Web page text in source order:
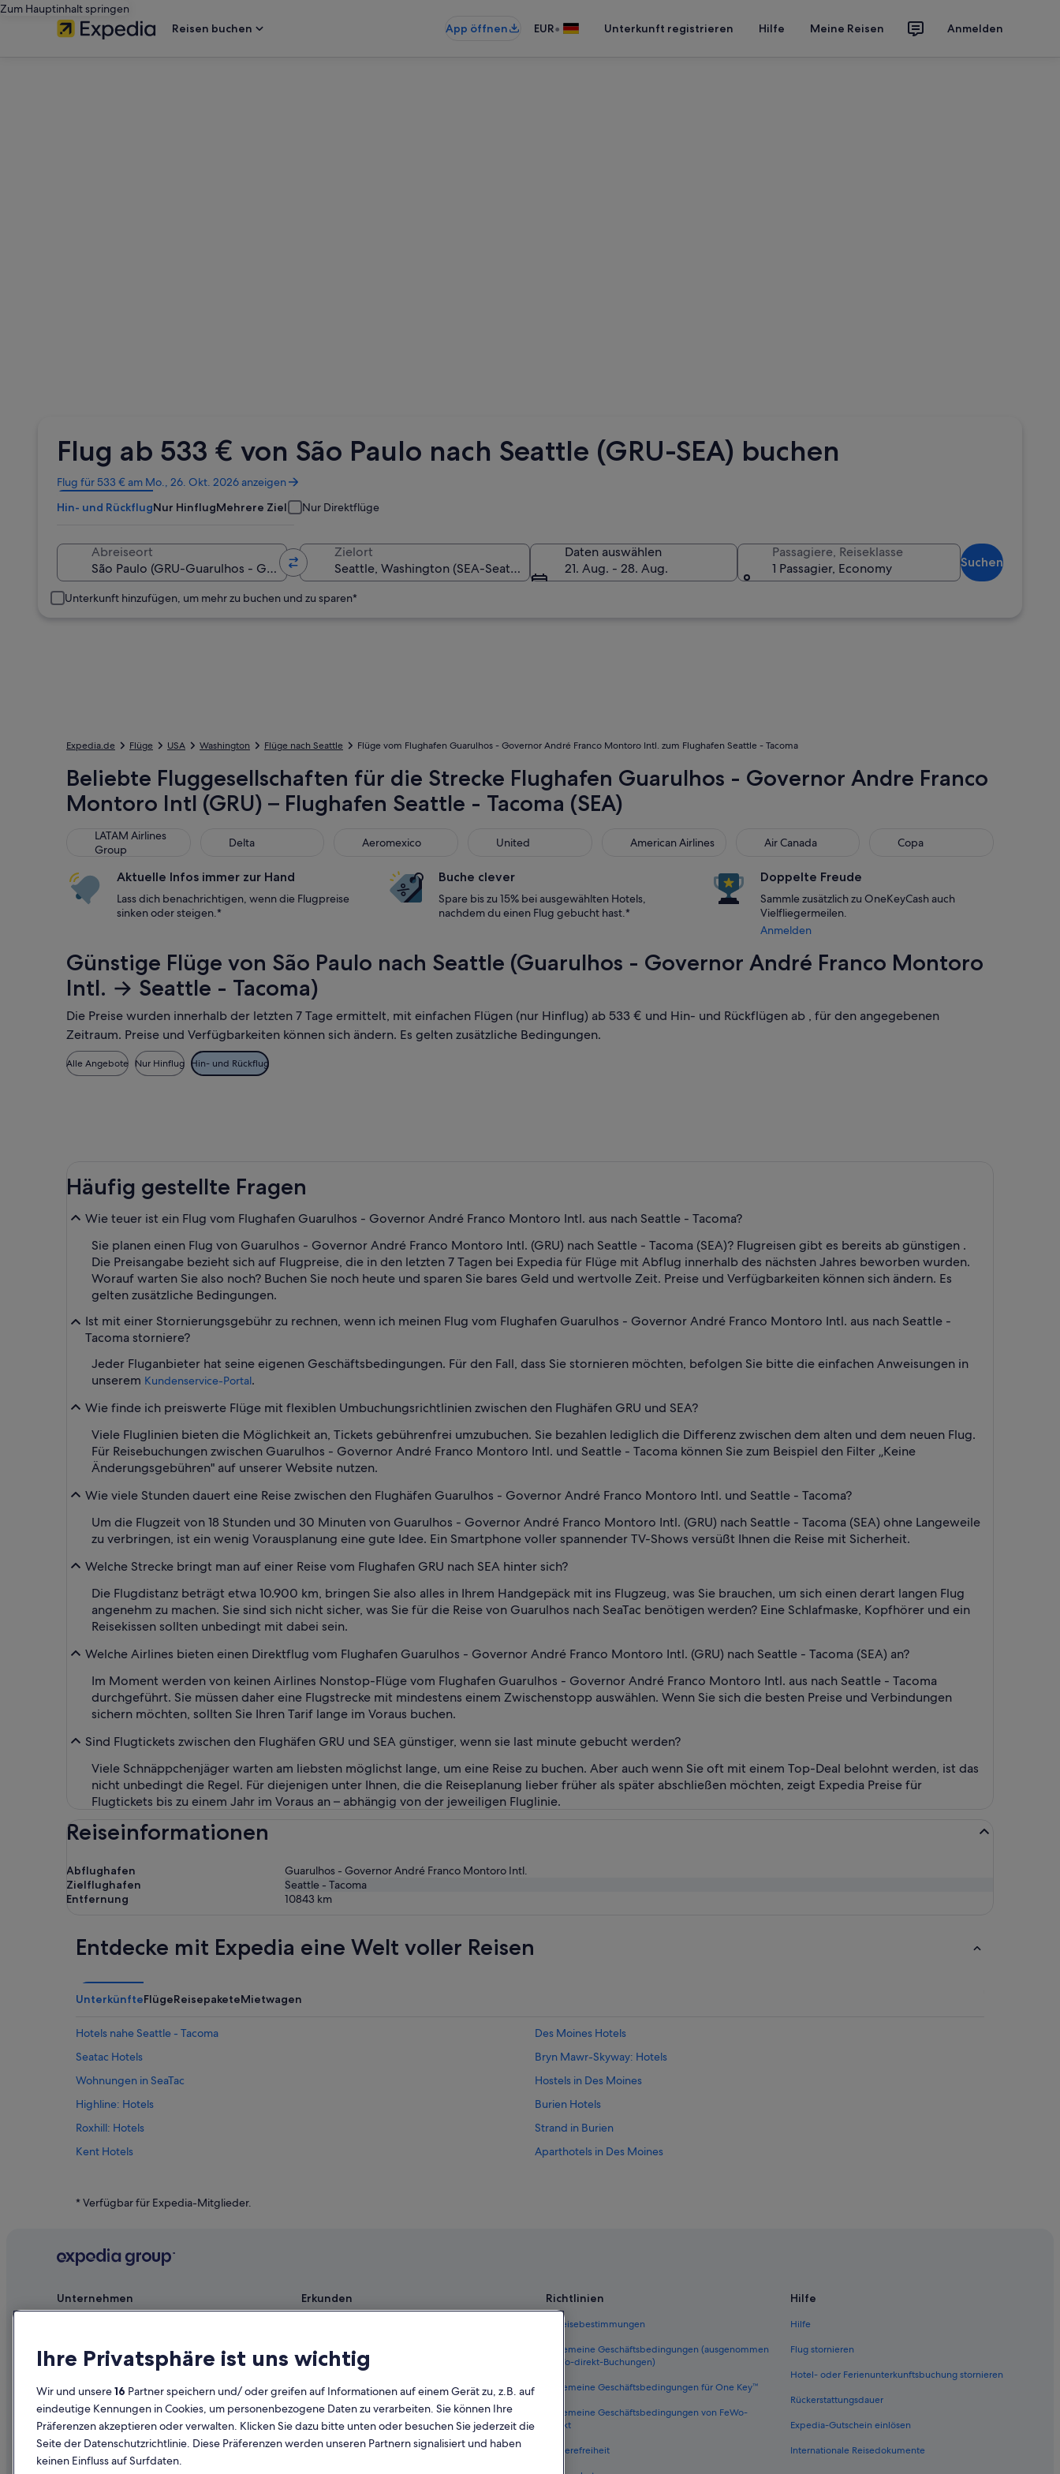
Zum Hauptinhalt springen
Reisen buchen
App öffnen EUR• Unterkunft registrieren Hilfe Meine Reisen Anmelden
Flug ab 533 € von São Paulo nach Seattle (GRU-SEA) buchen
Flug für 533 € am Mo., 26. Okt. 2026 anzeigen
Wird
in
einem
geöffnet
Hin- und RückflugNur HinflugMehrere Ziele Nur Direktflüge
Abreiseort Zielort
Daten auswählen
21. Aug. - 28. Aug.
Passagiere, Reiseklasse
1 Passagier, Economy
Suchen
Unterkunft hinzufügen, um mehr zu buchen und zu sparen*
Expedia.de Flüge USA Washington Flüge nach Seattle Flüge vom Flughafen Guarulhos - Governor André Franco Montoro Intl. zum Flughafen Seattle - Tacoma
Beliebte Fluggesellschaften für die Strecke Flughafen Guarulhos - Governor Andre Franco
Montoro Intl (GRU) – Flughafen Seattle - Tacoma (SEA)
LATAM Airlines
Group
LATAM Airlines Group Delta Aeromexico
Aeromexico United
United American Airlines
American Airlines Air Canada
Air Canada Copa
Copa
Aktuelle Infos immer zur Hand
Lass dich benachrichtigen, wenn die Flugpreise
sinken oder steigen.*
Buche clever
Spare bis zu 15% bei ausgewählten Hotels,
nachdem du einen Flug gebucht hast.*
Doppelte Freude
Sammle zusätzlich zu OneKeyCash auch
Vielfliegermeilen.
Anmelden
Günstige Flüge von São Paulo nach Seattle (Guarulhos - Governor André Franco Montoro
Intl. → Seattle - Tacoma)
Die Preise wurden innerhalb der letzten 7 Tage ermittelt, mit einfachen Flügen (nur Hinflug) ab 533 € und Hin- und Rückflügen ab , für den angegebenen
Zeitraum. Preise und Verfügbarkeiten können sich ändern. Es gelten zusätzliche Bedingungen.
Alle Angebote Nur Hinflug Hin- und Rückflug
Häufig gestellte Fragen
Wie teuer ist ein Flug vom Flughafen Guarulhos - Governor André Franco Montoro Intl. aus nach Seattle - Tacoma?
Sie planen einen Flug von Guarulhos - Governor André Franco Montoro Intl. (GRU) nach Seattle - Tacoma (SEA)? Flugreisen gibt es bereits ab günstigen .
Die Preisangabe bezieht sich auf Flugpreise, die in den letzten 7 Tagen bei Expedia für Flüge mit Abflug innerhalb des nächsten Jahres beworben wurden.
Worauf warten Sie also noch? Buchen Sie noch heute und sparen Sie bares Geld und wertvolle Zeit. Preise und Verfügbarkeiten können sich ändern. Es
gelten zusätzliche Bedingungen.
Ist mit einer Stornierungsgebühr zu rechnen, wenn ich meinen Flug vom Flughafen Guarulhos - Governor André Franco Montoro Intl. aus nach Seattle -
Tacoma storniere?
Jeder Fluganbieter hat seine eigenen Geschäftsbedingungen. Für den Fall, dass Sie stornieren möchten, befolgen Sie bitte die einfachen Anweisungen in
unserem Kundenservice-Portal.
Wie finde ich preiswerte Flüge mit flexiblen Umbuchungsrichtlinien zwischen den Flughäfen GRU und SEA?
Viele Fluglinien bieten die Möglichkeit an, Tickets gebührenfrei umzubuchen. Sie bezahlen lediglich die Differenz zwischen dem alten und dem neuen Flug.
Für Reisebuchungen zwischen Guarulhos - Governor André Franco Montoro Intl. und Seattle - Tacoma können Sie zum Beispiel den Filter „Keine
Änderungsgebühren" auf unserer Website nutzen.
Wie viele Stunden dauert eine Reise zwischen den Flughäfen Guarulhos - Governor André Franco Montoro Intl. und Seattle - Tacoma?
Um die Flugzeit von 18 Stunden und 30 Minuten von Guarulhos - Governor André Franco Montoro Intl. (GRU) nach Seattle - Tacoma (SEA) ohne Langeweile
zu verbringen, ist ein wenig Vorausplanung eine gute Idee. Ein Smartphone voller spannender TV-Shows versüßt Ihnen die Reise mit Sicherheit.
Welche Strecke bringt man auf einer Reise vom Flughafen GRU nach SEA hinter sich?
Die Flugdistanz beträgt etwa 10.900 km, bringen Sie also alles in Ihrem Handgepäck mit ins Flugzeug, was Sie brauchen, um sich einen derart langen Flug
angenehm zu machen. Sie sind sich nicht sicher, was Sie für die Reise von Guarulhos nach SeaTac benötigen werden? Eine Schlafmaske, Kopfhörer und ein
Reisekissen sollten unbedingt mit dabei sein.
Welche Airlines bieten einen Direktflug vom Flughafen Guarulhos - Governor André Franco Montoro Intl. (GRU) nach Seattle - Tacoma (SEA) an?
Im Moment werden von keinen Airlines Nonstop-Flüge vom Flughafen Guarulhos - Governor André Franco Montoro Intl. aus nach Seattle - Tacoma
durchgeführt. Sie müssen daher eine Flugstrecke mit mindestens einem Zwischenstopp auswählen. Wenn Sie sich die besten Preise und Verbindungen
sichern möchten, sollten Sie Ihren Tarif lange im Voraus buchen.
Sind Flugtickets zwischen den Flughäfen GRU und SEA günstiger, wenn sie last minute gebucht werden?
Viele Schnäppchenjäger warten am liebsten möglichst lange, um eine Reise zu buchen. Aber auch wenn Sie oft mit einem Top-Deal belohnt werden, ist das
nicht unbedingt die Regel. Für diejenigen unter Ihnen, die die Reiseplanung lieber früher als später abschließen möchten, zeigt Expedia Preise für
Flugtickets bis zu einem Jahr im Voraus an – abhängig von der jeweiligen Fluglinie.
Reiseinformationen
Abflughafen
Guarulhos - Governor André Franco Montoro Intl.
Zielflughafen
Seattle - Tacoma
Entfernung
10843 km
Entdecke mit Expedia eine Welt voller Reisen
UnterkünfteFlügeReisepaketeMietwagen
Hotels nahe Seattle - Tacoma
Des Moines Hotels
Seatac Hotels
Bryn Mawr-Skyway: Hotels
Wohnungen in SeaTac
Hostels in Des Moines
Highline: Hotels
Burien Hotels
Roxhill: Hotels
Strand in Burien
Kent Hotels
Aparthotels in Des Moines
Tukwila Hotels
* Verfügbar für Expedia-Mitglieder.
Unternehmen
Unterkunft registrieren
Affiliate Marketing
Presse
Erkunden
Hotels in Deutschland
Ferienwohnungen Deutschland
Innerdeutsche Flüge
Mietwagen Deutschland
Richtlinien
Einreisebestimmungen
Allgemeine Geschäftsbedingungen (ausgenommen
FeWo-direkt-Buchungen)
Allgemeine Geschäftsbedingungen für One Key™
Allgemeine Geschäftsbedingungen von FeWo-
direkt
Barrierefreiheit
Hilfe
Hilfe
Flug stornieren
Hotel- oder Ferienunterkunftsbuchung stornieren
Rückerstattungsdauer
Expedia-Gutschein einlösen
Internationale Reisedokumente
Ihre Privatsphäre ist uns wichtig
Wir und unsere16 Partner speichern und/ oder greifen auf Informationen auf einem Gerät zu, z.B. auf
eindeutige Kennungen in Cookies, um personenbezogene Daten zu verarbeiten. Sie können Ihre
Präferenzen akzeptieren oder verwalten. Klicken Sie dazu bitte unten oder besuchen Sie jederzeit die
Seite der Datenschutzrichtlinie. Diese Präferenzen werden unseren Partnern signalisiert und haben
keinen Einfluss auf Surfdaten.